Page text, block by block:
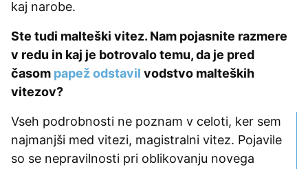
kaj narobe.
Ste tudi malteški vitez. Nam pojasnite razmere
v redu in kaj je botrovalo temu, da je pred
časom papež odstavil vodstvo malteških
vitezov?
Vseh podrobnosti ne poznam v celoti, ker sem
najmanjši med vitezi, magistralni vitez. Pojavile
so se nepravilnosti pri oblikovanju novega